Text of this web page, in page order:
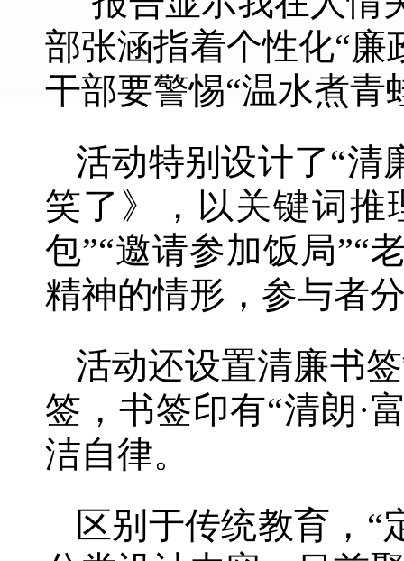
部张涵指着个性化“
干部要警惕“温水煮
活动特别设计了“清
笑了》，以关键词推
包”“邀请参加饭局”“
精神的情形，参与者
活动还设置清廉书
签，书签印有“清朗·
洁自律。
区别于传统教育，